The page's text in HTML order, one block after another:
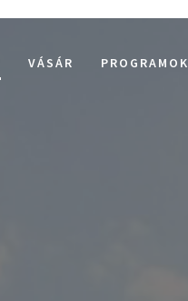
VÁSÁR PROGRAMOK